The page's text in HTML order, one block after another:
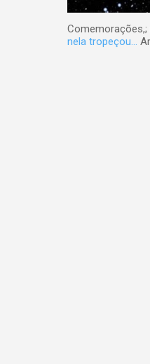
nela tropeçou...